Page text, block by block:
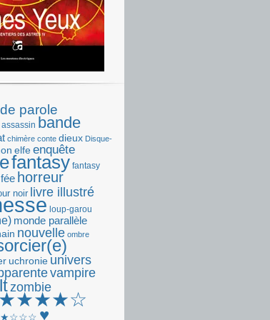
parole
assassin bande
chimère conte dieux Disque-
elfeenquête
fantasy fantasy
fée horreur
noir livre illustré
loup-garou
monde parallèle
nouvelle ombre
uchronie univers
vampire
zombie
★★★★☆
♥